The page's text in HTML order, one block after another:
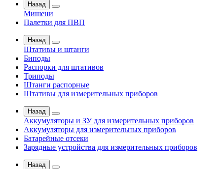
Назад
Мишени
Палетки для ПВП
Назад
Штативы и штанги
Биподы
Распорки для штативов
Триподы
Штанги распорные
Штативы для измерительных приборов
Назад
Аккумуляторы и ЗУ для измерительных приборов
Аккумуляторы для измерительных приборов
Батарейные отсеки
Зарядные устройства для измерительных приборов
Назад